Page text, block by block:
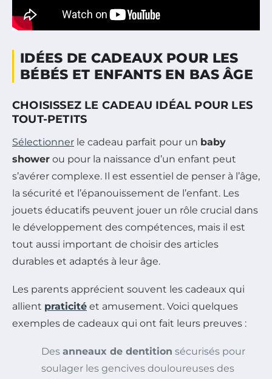
IDÉES DE CADEAUX POUR LES
BÉBÉS ET ENFANTS EN BAS ÂGE
CHOISISSEZ LE CADEAU IDÉAL POUR LES
TOUT-PETITS
Sélectionner le cadeau parfait pour un baby
shower ou pour la naissance d’un enfant peut
s’avérer complexe. Il est essentiel de penser à l’âge,
la sécurité et l’épanouissement de l’enfant. Les
jouets éducatifs peuvent jouer un rôle crucial dans
le développement des compétences, mais il est
tout aussi important de choisir des articles
durables et adaptés à leur âge.
Les parents apprécient souvent les cadeaux qui
allient praticité et amusement. Voici quelques
exemples de cadeaux qui ont fait leurs preuves :
Des anneaux de dentition sécurisés pour
soulager les gencives douloureuses des